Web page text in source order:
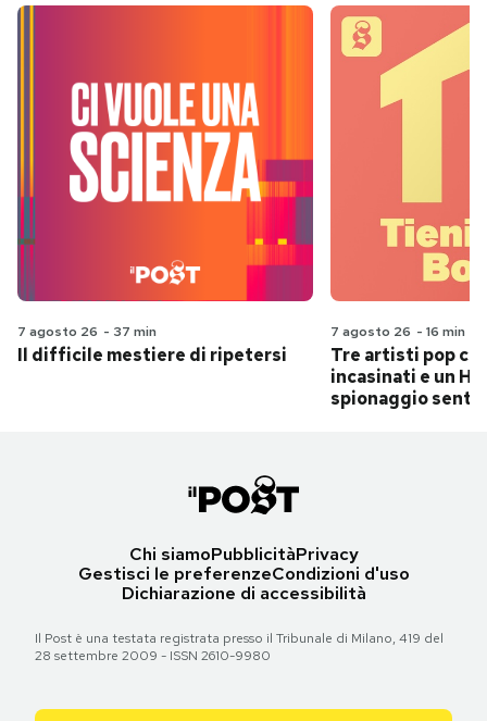
7 agosto 26 - 37 min
Il difficile mestiere di ripetersi
7 agosto 26 - 16 min
Tre artisti pop
incasinati e un
spionaggio
Chi siamoPubblicitàPrivacy
Gestisci le preferenzeCondizioni d'uso
Dichiarazione di accessibilità
Il Post è una testata registrata presso il Tribunale di Milano, 419 del
28 settembre 2009 - ISSN 2610-9980